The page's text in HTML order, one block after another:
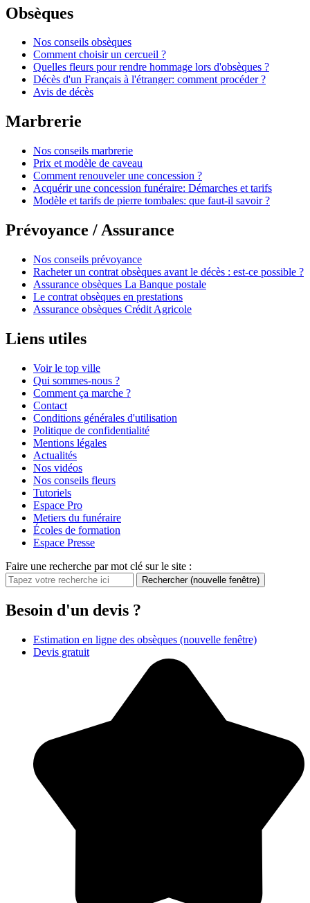
Obsèques
Nos conseils obsèques
Comment choisir un cercueil ?
Quelles fleurs pour rendre hommage lors d'obsèques ?
Décès d'un Français à l'étranger: comment procéder ?
Avis de décès
Marbrerie
Nos conseils marbrerie
Prix et modèle de caveau
Comment renouveler une concession ?
Acquérir une concession funéraire: Démarches et tarifs
Modèle et tarifs de pierre tombales: que faut-il savoir ?
Prévoyance / Assurance
Nos conseils prévoyance
Racheter un contrat obsèques avant le décès : est-ce possible ?
Assurance obsèques La Banque postale
Le contrat obsèques en prestations
Assurance obsèques Crédit Agricole
Liens utiles
Voir le top ville
Qui sommes-nous ?
Comment ça marche ?
Contact
Conditions générales d'utilisation
Politique de confidentialité
Mentions légales
Actualités
Nos vidéos
Nos conseils fleurs
Tutoriels
Espace Pro
Metiers du funéraire
Écoles de formation
Espace Presse
Faire une recherche par mot clé sur le site :
Rechercher (nouvelle fenêtre)
Besoin d'un devis ?
Estimation en ligne des obsèques (nouvelle fenêtre)
Devis gratuit